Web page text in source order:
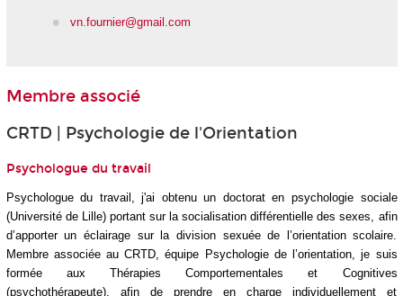
vn.fournier@gmail.com
Membre associé
CRTD | Psychologie de l'Orientation
Psychologue du travail
Psychologue du travail, j'ai obtenu un doctorat en psychologie sociale
(Université de Lille) portant sur la socialisation différentielle des sexes, afin
d’apporter un éclairage sur la division sexuée de l’orientation scolaire.
Membre associée au CRTD, équipe Psychologie de l’orientation, je suis
formée aux Thérapies Comportementales et Cognitives
(psychothérapeute), afin de prendre en charge individuellement et